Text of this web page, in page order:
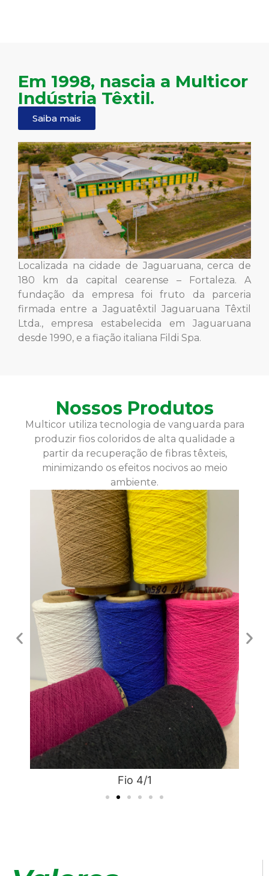
Em 1998, nascia a Multicor
Indústria Têxtil.
Saiba mais
Localizada na cidade de Jaguaruana, cerca de
180 km da capital cearense – Fortaleza. A
fundação da empresa foi fruto da parceria
firmada entre a Jaguatêxtil Jaguaruana Têxtil
Ltda., empresa estabelecida em Jaguaruana
desde 1990, e a fiação italiana Fildi Spa.
Nossos Produtos
Multicor utiliza tecnologia de vanguarda para
produzir fios coloridos de alta qualidade a
partir da recuperação de fibras têxteis,
minimizando os efeitos nocivos ao meio
ambiente.
Fio 4/1